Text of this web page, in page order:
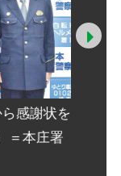
感謝状を
＝本庄署